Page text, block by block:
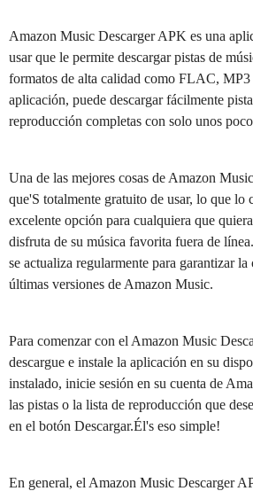
Amazon Music Descarger APK es una
usar que le permite descargar pistas de
formatos de alta calidad como FLAC,
aplicación, puede descargar fácilmente
reproducción completas con solo unos
Una de las mejores cosas de Amazon
que'S totalmente gratuito de usar, lo que lo
excelente opción para cualquiera que
disfruta de su música favorita fuera de
se actualiza regularmente para garantizar
últimas versiones de Amazon Music.
Para comenzar con el Amazon Music
descargue e instale la aplicación en su
instalado, inicie sesión en su cuenta de
las pistas o la lista de reproducción que
en el botón Descargar.Él's eso simple!
En general, el Amazon Music Descarger